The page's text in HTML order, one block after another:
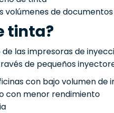
volúmenes de documentos
tinta?
las impresoras de
de pequeños
con bajo volumen de
con menor rendimiento